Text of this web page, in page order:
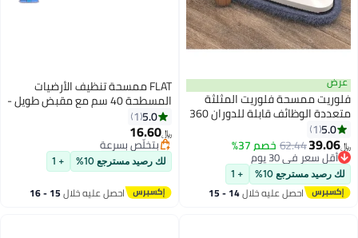
فلوريت المثلثة
متعددة الوظائف قابلة للدوران 360
وأسقف
خاصية عصر الماء
تنظيف جاف ورطب
والنوافذ
خصم 37%
يوم
يوم
10%
+ 1
عليه خلال 14 - 15
FLAT ممسحة تنظيف الأرضيات
المسطحة 40 سم مع مقبض طويل -
أزرق5.0
1
بتخلّص بسرعة
بتخلّص بسرعة
لك رصيد مسترجع 10% + 1
احصل عليه خلال 15 - 16